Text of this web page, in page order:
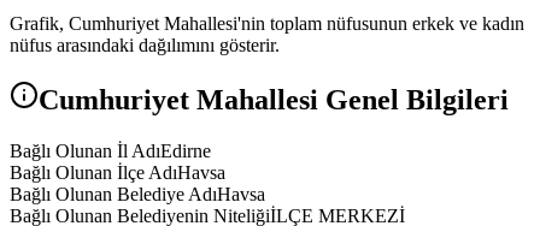
Grafik, Cumhuriyet Mahallesi'nin toplam nüfusunun erkek ve kadın
nüfus arasındaki dağılımını gösterir.
Cumhuriyet Mahallesi Genel Bilgileri
Bağlı Olunan İl AdıEdirne
Bağlı Olunan İlçe AdıHavsa
Bağlı Olunan Belediye AdıHavsa
Bağlı Olunan Belediyenin NiteliğiİLÇE MERKEZİ